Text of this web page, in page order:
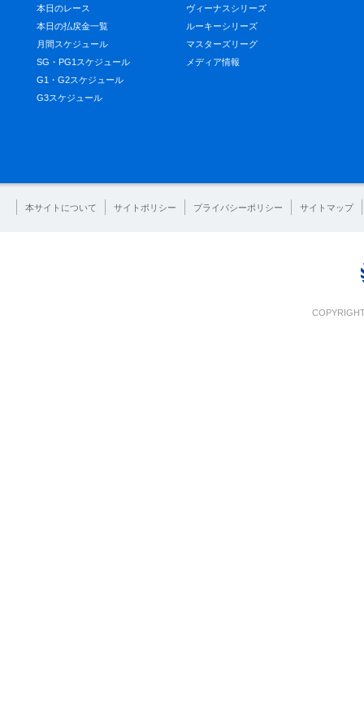
本日のレース
本日の払戻金一覧
月間スケジュール
SG・PG1スケジュール
G1・G2スケジュール
G3スケジュール
ヴィーナスシリーズ
ルーキーシリーズ
マスターズリーグ
メディア情報
本サイトについて サイトポリシー プライバシーポリシー サイトマップ